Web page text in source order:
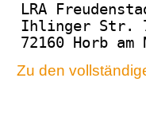
LRA
Ihlinger Str.
72160 Horb am
Zu den